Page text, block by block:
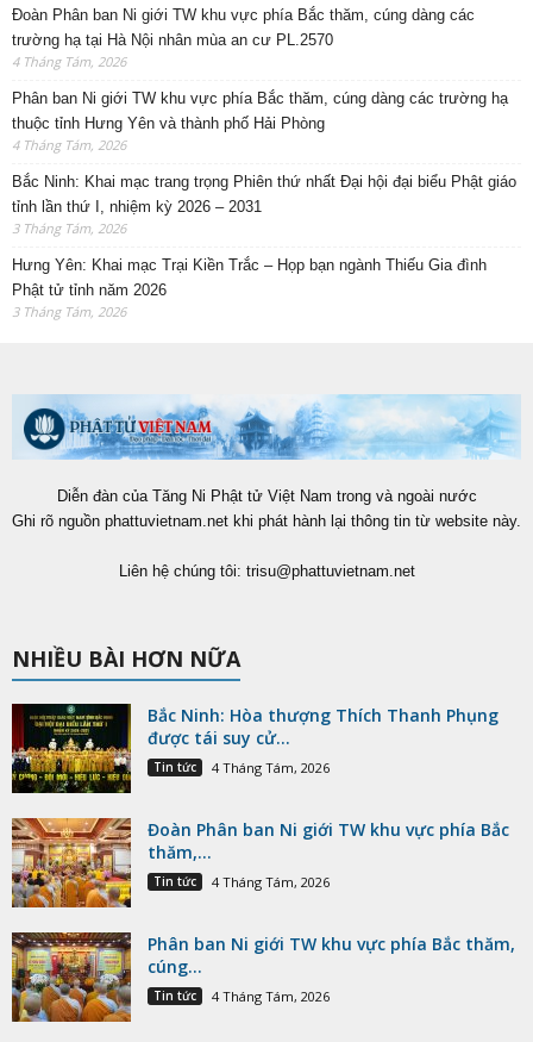
Đoàn Phân ban Ni giới TW khu vực phía Bắc thăm, cúng dàng các
trường hạ tại Hà Nội nhân mùa an cư PL.2570
4 Tháng Tám, 2026
Phân ban Ni giới TW khu vực phía Bắc thăm, cúng dàng các trường hạ
thuộc tỉnh Hưng Yên và thành phố Hải Phòng
4 Tháng Tám, 2026
Bắc Ninh: Khai mạc trang trọng Phiên thứ nhất Đại hội đại biểu Phật giáo
tỉnh lần thứ I, nhiệm kỳ 2026 – 2031
3 Tháng Tám, 2026
Hưng Yên: Khai mạc Trại Kiền Trắc – Họp bạn ngành Thiếu Gia đình
Phật tử tỉnh năm 2026
3 Tháng Tám, 2026
Diễn đàn của Tăng Ni Phật tử Việt Nam trong và ngoài nước
Ghi rõ nguồn phattuvietnam.net khi phát hành lại thông tin từ website này.
Liên hệ chúng tôi: trisu@phattuvietnam.net
NHIỀU BÀI HƠN NỮA
Bắc Ninh: Hòa thượng Thích Thanh Phụng
được tái suy cử...
Tin tức 4 Tháng Tám, 2026
Đoàn Phân ban Ni giới TW khu vực phía Bắc
thăm,...
Tin tức 4 Tháng Tám, 2026
Phân ban Ni giới TW khu vực phía Bắc thăm,
cúng...
Tin tức 4 Tháng Tám, 2026